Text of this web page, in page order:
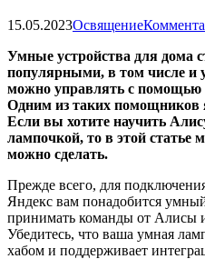
15.05.2023Освящение
Умные устройства для дома
популярными, в том числе и
можно управлять с
Одним из таких помощников
Если вы хотите научить
лампочкой, то в этой статье
можно сделать.
Прежде всего, для
Яндекс вам понадобится
принимать команды от Алисы и
Убедитесь, что ваша умная
хабом и поддерживает